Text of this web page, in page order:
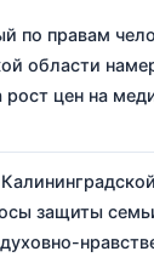
по правам
области
рост цен на
защиты